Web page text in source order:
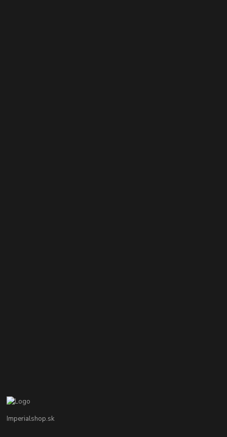
Imperialshop.sk